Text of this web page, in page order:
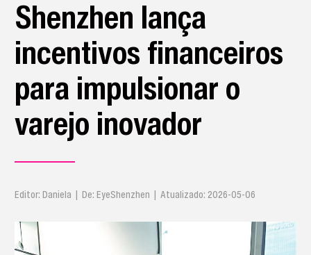
Shenzhen lança
incentivos financeiros
para impulsionar o
varejo inovador
Editor: Daniela | De: EyeShenzhen | Atualizado: 2026-05-06